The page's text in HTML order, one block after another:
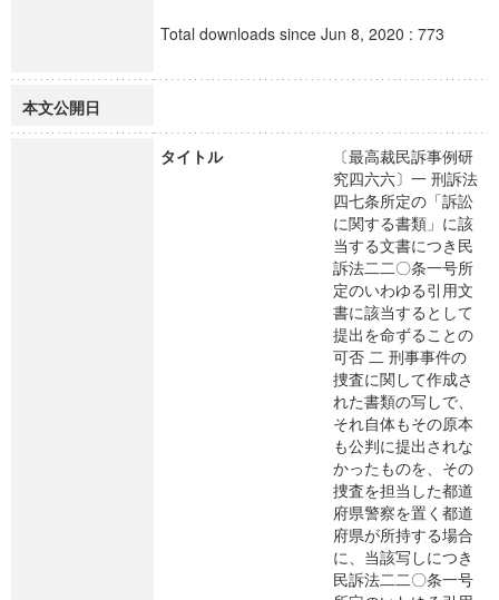
Total downloads since Jun 8, 2020 : 773
本文公開日
タイトル
〔最高裁民訴事例研
究四六六〕一 刑訴法
四七条所定の「訴訟
に関する書類」に該
当する文書につき民
訴法二二〇条一号所
定のいわゆる引用文
書に該当するとして
提出を命ずることの
可否 二 刑事事件の
捜査に関して作成さ
れた書類の写しで、
それ自体もその原本
も公判に提出されな
かったものを、その
捜査を担当した都道
府県警察を置く都道
府県が所持する場合
に、当該写しにつき
民訴法二二〇条一号